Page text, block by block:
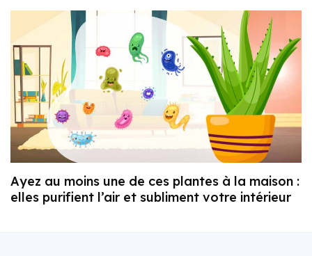
Ayez au moins une de ces plantes à la maison :
elles purifient l’air et subliment votre intérieur